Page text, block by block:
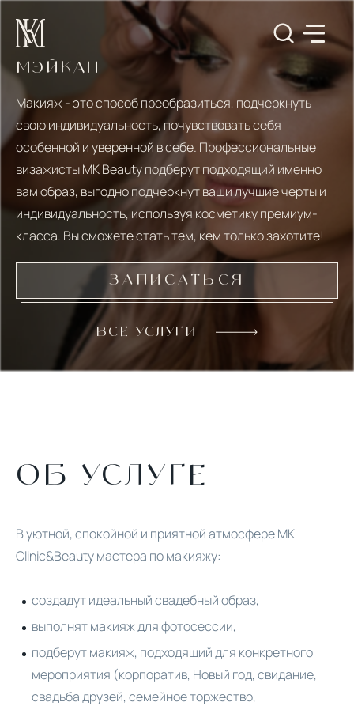
МЭЙКАП
Макияж - это способ преобразиться, подчеркнуть
свою индивидуальность, почувствовать себя
особенной и уверенной в себе. Профессиональные
визажисты МК Beauty подберут подходящий именно
вам образ, выгодно подчеркнут ваши лучшие черты и
индивидуальность, используя косметику премиум-
класса. Вы сможете стать тем, кем только захотите!
ЗАПИСАТЬСЯ
ВСЕ УСЛУГИ
ОБ УСЛУГЕ
В уютной, спокойной и приятной атмосфере MK
Clinic&Beauty мастера по макияжу:
создадут идеальный свадебный образ,
выполнят макияж для фотосессии,
подберут макияж, подходящий для конкретного
мероприятия (корпоратив, Новый год, свидание,
свадьба друзей, семейное торжество,